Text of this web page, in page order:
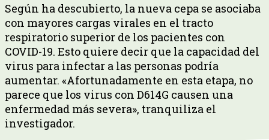
Según ha descubierto, la nueva cepa se asociaba
con mayores cargas virales en el tracto
respiratorio superior de los pacientes con
COVID-19. Esto quiere decir que la capacidad del
virus para infectar a las personas podría
aumentar. «Afortunadamente en esta etapa, no
parece que los virus con D614G causen una
enfermedad más severa», tranquiliza el
investigador.